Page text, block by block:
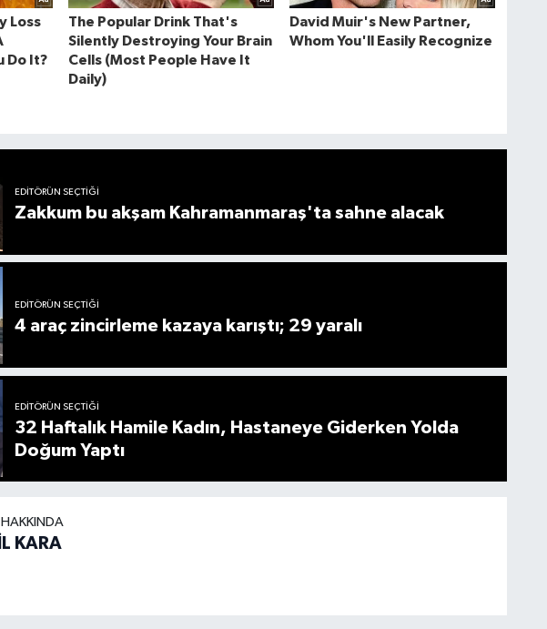
EDITÖRÜN SEÇTIĞI
Zakkum bu akşam Kahramanmaraş'ta sahne alacak
EDITÖRÜN SEÇTIĞI
4 araç zincirleme kazaya karıştı; 29 yaralı
EDITÖRÜN SEÇTIĞI
32 Haftalık Hamile Kadın, Hastaneye Giderken Yolda
Doğum Yaptı
KARA